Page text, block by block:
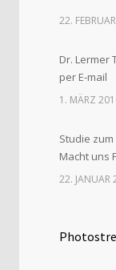
22.
Dr. Lermer
per E-mail
1. MÄRZ
Studie
Macht uns
22. JANUAR